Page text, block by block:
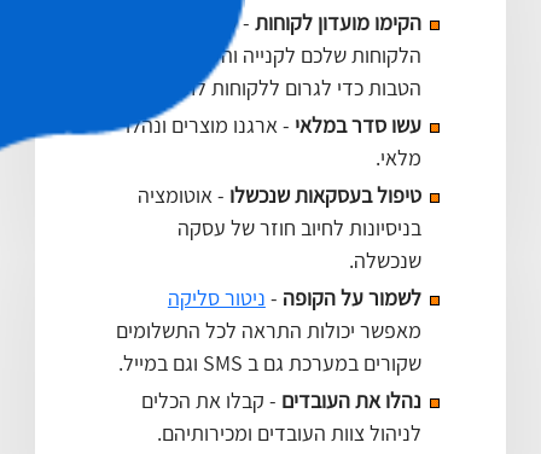
הקימו מועדון לקוחות - עודדו את
הלקוחות שלכם לקנייה והעניקו מגוון
הטבות כדי לגרום ללקוחות לחזור.
עשו סדר במלאי - ארגנו מוצרים ונהלו
מלאי.
טיפול בעסקאות שנכשלו - אוטומציה
בניסיונות לחיוב חוזר של עסקה
שנכשלה.
לשמור על הקופה - ניטור סליקה
מאפשר יכולות התראה לכל התשלומים
שקורים במערכת גם ב SMS וגם במייל.
נהלו את העובדים - קבלו את הכלים
לניהול צוות העובדים ומכירותיהם.